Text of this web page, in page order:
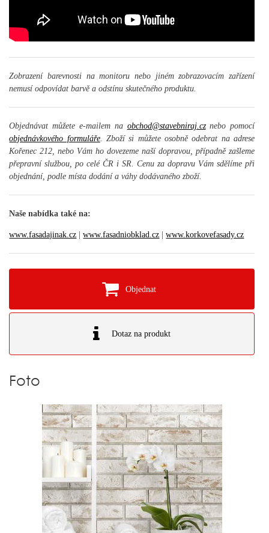
Zobrazení barevnosti na monitoru nebo jiném zobrazovacím zařízení
nemusí odpovídat barvě a odstínu skutečného produktu.
Objednávat můžete e-mailem na obchod@stavebniraj.cznebo pomocí
objednávkového formuláře. Zboží si můžete osobně odebrat na adrese
Kořenec 212, nebo Vám ho dovezeme naší dopravou, případně zašleme
přepravní službou, po celé ČR i SR. Cenu za dopravu Vám sdělíme při
objednání, podle místa dodání a váhy dodávaného zboží.
Naše nabídka také na:
www.fasadajinak.cz |www.fasadniobklad.cz |www.korkovefasady.cz
Objednat
Dotaz na produkt
Foto